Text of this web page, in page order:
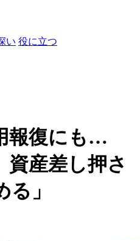
い 役に立つ
報復にも…
資産差し押さ
」